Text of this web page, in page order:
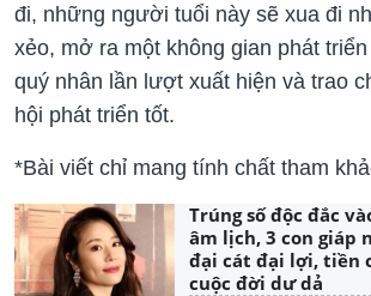
đi, những người tuổi này sẽ xua đi
xẻo, mở ra một không gian phát
quý nhân lần lượt xuất hiện và trao
hội phát triển tốt.
*Bài viết chỉ mang tính chất tham
Trúng số độc đắc
âm lịch, 3 con giáp
đại cát đại lợi, tiền
cuộc đời dư dả